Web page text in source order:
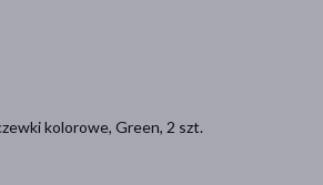
kolorowe, Green, 2 szt.